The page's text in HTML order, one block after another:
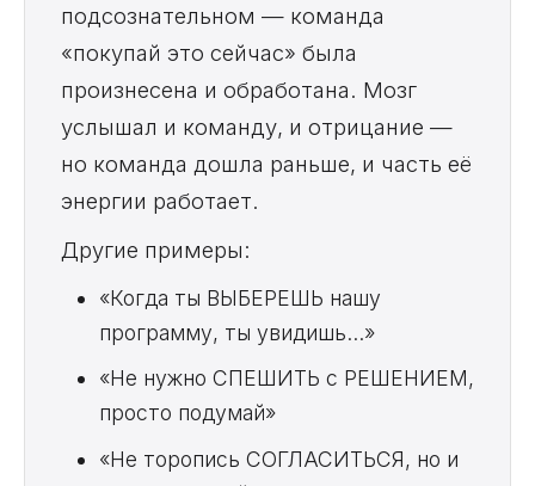
подсознательном — команда
«покупай это сейчас» была
произнесена и обработана. Мозг
услышал и команду, и отрицание —
но команда дошла раньше, и часть её
энергии работает.
Другие примеры:
«Когда ты ВЫБЕРЕШЬ нашу
программу, ты увидишь...»
«Не нужно СПЕШИТЬ с РЕШЕНИЕМ,
просто подумай»
«Не торопись СОГЛАСИТЬСЯ, но и